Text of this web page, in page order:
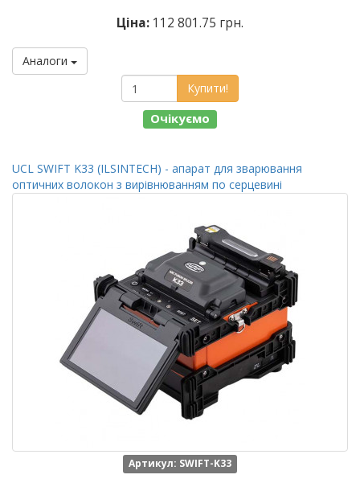
Ціна: 112 801.75 грн.
Аналоги
Купити!
Очікуємо
UCL SWIFT K33 (ILSINTECH) - апарат для зварювання
оптичних волокон з вирівнюванням по серцевині
Артикул: SWIFT-K33